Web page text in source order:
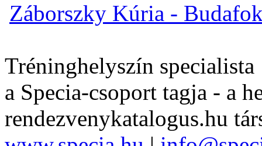
Záborszky Kúria -
Tréninghelyszín specialista
a Specia-csoport tagja - a
rendezvenykatalogus.hu